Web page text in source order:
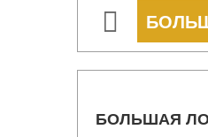
БОЛЬШАЯ